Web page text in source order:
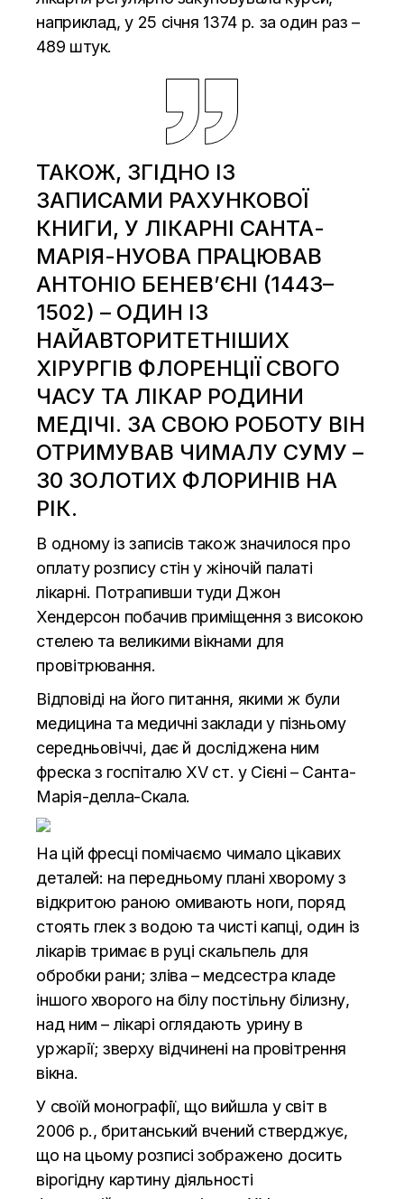
наприклад, у 25 січня 1374 р. за один раз –
489 штук.
ТАКОЖ, ЗГІДНО ІЗ
ЗАПИСАМИ РАХУНКОВОЇ
КНИГИ, У ЛІКАРНІ САНТА-
МАРІЯ-НУОВА ПРАЦЮВАВ
АНТОНІО БЕНЕВ’ЄНІ (1443–
1502) – ОДИН ІЗ
НАЙАВТОРИТЕТНІШИХ
ХІРУРГІВ ФЛОРЕНЦІЇ СВОГО
ЧАСУ ТА ЛІКАР РОДИНИ
МЕДІЧІ. ЗА СВОЮ РОБОТУ ВІН
ОТРИМУВАВ ЧИМАЛУ СУМУ –
30 ЗОЛОТИХ ФЛОРИНІВ НА
РІК.
В одному із записів також значилося про
оплату розпису стін у жіночій палаті
лікарні. Потрапивши туди Джон
Хендерсон побачив приміщення з високою
стелею та великими вікнами для
провітрювання.
Відповіді на його питання, якими ж були
медицина та медичні заклади у пізньому
середньовіччі, дає й досліджена ним
фреска з госпіталю XV ст. у Сієні – Санта-
Марія-делла-Скала.
На цій фресці помічаємо чимало цікавих
деталей: на передньому плані хворому з
відкритою раною омивають ноги, поряд
стоять глек з водою та чисті капці, один із
лікарів тримає в руці скальпель для
обробки рани; зліва – медсестра кладе
іншого хворого на білу постільну білизну,
над ним – лікарі оглядають урину в
уржарії; зверху відчинені на провітрення
вікна.
У своїй монографії, що вийшла у світ в
2006 р., британський вчений стверджує,
що на цьому розписі зображено досить
вірогідну картину діяльності